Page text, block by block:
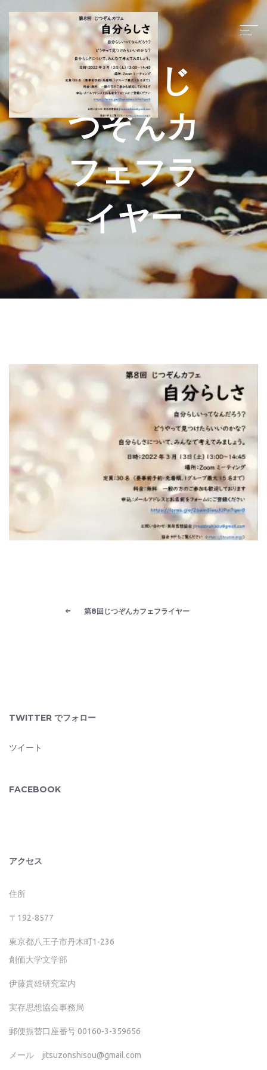
第8回じ
つぞんカ
フェフラ
イヤー
第8回じつぞんカフェフライヤー
TWITTER でフォロー
ツイート
FACEBOOK
アクセス
住所
〒192-8577
東京都八王子市丹木町1-236
創価大学文学部
伊藤貴雄研究室内
実存思想協会事務局
郵便振替口座番号 00160-3-359656
メール jitsuzonshisou@gmail.com